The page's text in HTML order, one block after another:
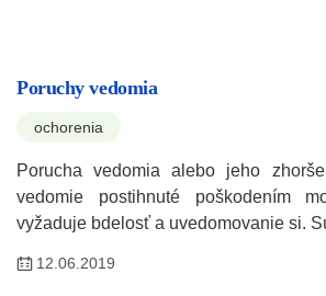
Poruchy vedomia
ochorenia
Porucha vedomia alebo jeho
vedomie postihnuté poškodením
vyžaduje bdelosť a uvedomovanie si.
12.06.2019